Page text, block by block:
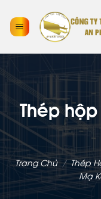
Thép
Trang Chủ / Thép
Mạ